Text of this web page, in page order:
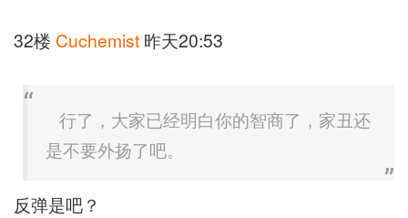
32楼 Cuchemist 昨天20:53
行了，大家已经明白你的智商了，家丑还
是不要外扬了吧。
反弹是吧？